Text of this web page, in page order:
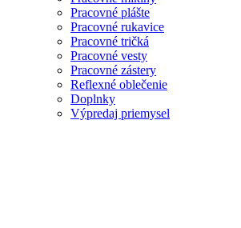
Pracovné plášte
Pracovné rukavice
Pracovné tričká
Pracovné vesty
Pracovné zástery
Reflexné oblečenie
Doplnky
Výpredaj priemysel